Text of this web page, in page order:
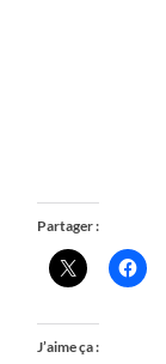
Partager :
J’aime ça :